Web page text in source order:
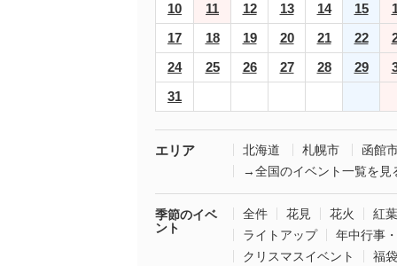
10
11 12 13 14 15
17
18 19 20 21 22
24
25 26 27 28 29
31
エリア 北海道 札幌市
函館
→全国のイベント一覧を見
季節のイベ
ント
全件 花見 花火
紅葉
ライトアップ
年中行事
クリスマスイベント
福